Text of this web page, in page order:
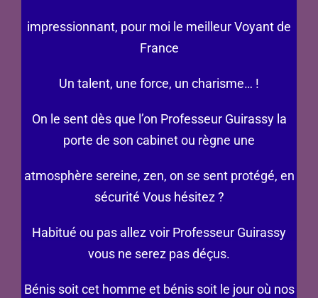
impressionnant, pour moi le meilleur Voyant de
France
Un talent, une force, un charisme… !
On le sent dès que l’on Professeur Guirassy la
porte de son cabinet ou règne une
atmosphère sereine, zen, on se sent protégé, en
sécurité Vous hésitez ?
Habitué ou pas allez voir Professeur Guirassy
vous ne serez pas déçus.
Bénis soit cet homme et bénis soit le jour où nos